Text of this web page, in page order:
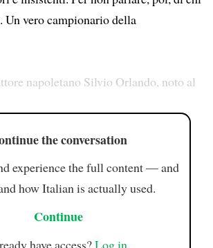
Un vero campionario della
napoletano Silvio Orlando, noto al
the conversation
experience the full content — and
how Italian is actually used.
Continue
have access?Log in.